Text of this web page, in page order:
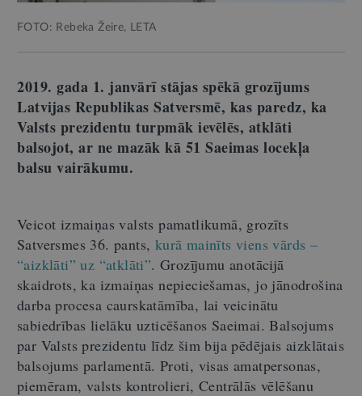
FOTO: Rebeka Žeire, LETA
2019. gada 1. janvārī stājas spēkā grozījums
Latvijas Republikas Satversmē, kas paredz, ka
Valsts prezidentu turpmāk ievēlēs, atklāti
balsojot, ar ne mazāk kā 51 Saeimas locekļa
balsu vairākumu.
Veicot izmaiņas valsts pamatlikumā, grozīts
Satversmes 36. pants, kurā mainīts viens vārds –
“aizklāti” uz “atklāti”. Grozījumu anotācijā
skaidrots, ka izmaiņas nepieciešamas, jo jānodrošina
darba procesa caurskatāmība, lai veicinātu
sabiedrības lielāku uzticēšanos Saeimai. Balsojums
par Valsts prezidentu līdz šim bija pēdējais aizklātais
balsojums parlamentā. Proti, visas amatpersonas,
piemēram, valsts kontrolieri, Centrālās vēlēšanu